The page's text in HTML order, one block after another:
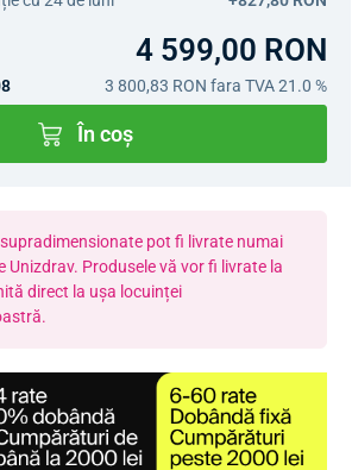
4 599,00 RON
3 800,83 RON fara TVA 21.0 %
În coș
pot fi livrate numai
Unizdrav. Produsele vă vor fi livrate la
direct la ușa locuinței